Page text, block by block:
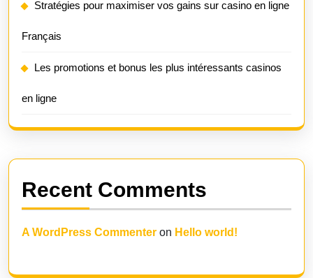
Stratégies pour maximiser vos gains sur casino en ligne
Français
Les promotions et bonus les plus intéressants casinos
en ligne
Recent Comments
A WordPress Commenter on Hello world!